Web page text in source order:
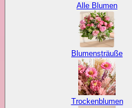
Alle Blumen
Blumensträuße
Trockenblumen